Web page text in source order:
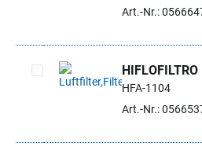
Art.-Nr.:
Artikel auswählen
HFA-1104
Art.-Nr.: